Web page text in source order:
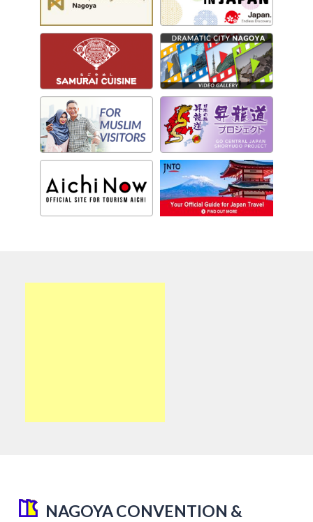
NAGOYA CONVENTION &